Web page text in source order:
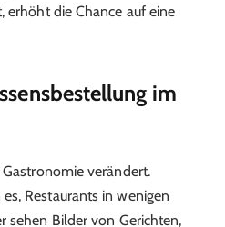
die Chance auf eine
im
verändert.
Restaurants in wenigen
sehen Bilder von Gerichten,